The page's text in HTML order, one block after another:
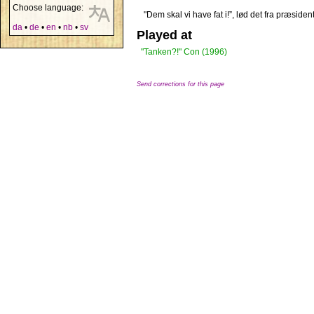
Choose language:
da • de • en • nb • sv
"Dem skal vi have fat i!”, lød det fra
Played at
"Tanken?!" Con (1996)
Send corrections for this page